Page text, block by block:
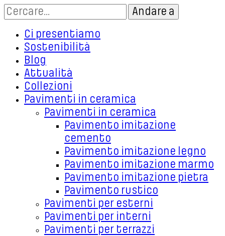
Ci presentiamo
Sostenibilità
Blog
Attualità
Collezioni
Pavimenti in ceramica
Pavimenti in ceramica
Pavimento imitazione
cemento
Pavimento imitazione legno
Pavimento imitazione marmo
Pavimento imitazione pietra
Pavimento rustico
Pavimenti per esterni
Pavimenti per interni
Pavimenti per terrazzi